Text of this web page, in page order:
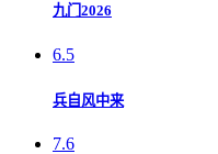
九门2026
6.5
兵自风中来
7.6